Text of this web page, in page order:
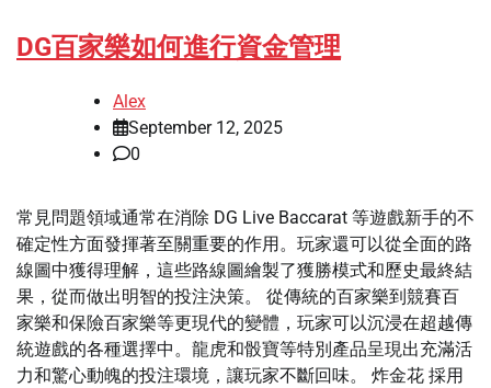
DG百家樂如何進行資金管理
Alex
September 12, 2025
0
常見問題領域通常在消除 DG Live Baccarat 等遊戲新手的不
確定性方面發揮著至關重要的作用。玩家還可以從全面的路
線圖中獲得理解，這些路線圖繪製了獲勝模式和歷史最終結
果，從而做出明智的投注決策。 從傳統的百家樂到競賽百
家樂和保險百家樂等更現代的變體，玩家可以沉浸在超越傳
統遊戲的各種選擇中。龍虎和骰寶等特別產品呈現出充滿活
力和驚心動魄的投注環境，讓玩家不斷回味。 炸金花 採用